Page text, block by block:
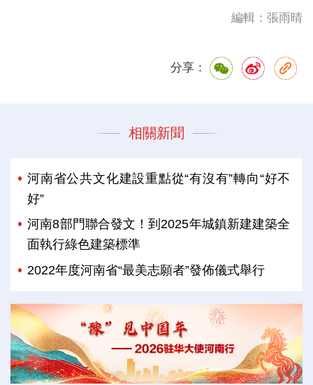
編輯：張雨晴
分享：
相關新聞
河南省公共文化建設重點從“有沒有”轉向“好不
好”
河南8部門聯合發文！到2025年城鎮新建建築全
面執行綠色建築標準
2022年度河南省“最美志願者”發佈儀式舉行